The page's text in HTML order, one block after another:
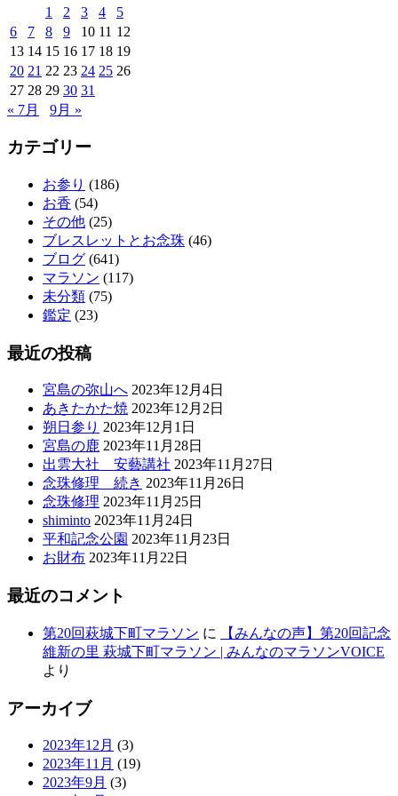
ビ
ゲ
ー
ョ
1 2 3 4
5
6
7 8 9 10 11 12
13 14 15 16 17 18 19
20 21 22 23 24 25 26
27 28 29 30 31
« 7月
9月 »
カテゴリー
お参り (186)
お香 (54)
その他 (25)
ブレスレットとお念珠 (46)
ブログ (641)
マラソン (117)
未分類 (75)
鑑定 (23)
最近の投稿
宮島の弥山へ 2023年12月4日
あきたかた焼 2023年12月2日
朔日参り 2023年12月1日
宮島の鹿 2023年11月28日
出雲大社 安藝講社 2023年11月27日
念珠修理 続き 2023年11月26日
念珠修理 2023年11月25日
shiminto 2023年11月24日
平和記念公園 2023年11月23日
お財布 2023年11月22日
最近のコメント
第20回萩城下町マラソン に
【みんなの声】第20回記念
維新の里 萩城下町マラソン | みんなのマラソンVOICE
より
アーカイブ
2023年12月 (3)
2023年11月 (19)
2023年9月 (3)